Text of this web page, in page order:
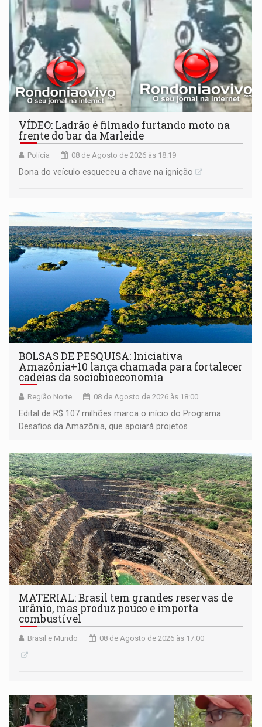
VÍDEO: Ladrão é filmado furtando moto na
frente do bar da Marleide
Polícia 08 de Agosto de 2026 às 18:19
Dona do veículo esqueceu a chave na ignição
BOLSAS DE PESQUISA: Iniciativa
Amazônia+10 lança chamada para fortalecer
cadeias da sociobioeconomia
Região Norte 08 de Agosto de 2026 às 18:00
Edital de R$ 107 milhões marca o início do Programa
Desafios da Amazônia, que apoiará projetos
submissão de pré-propostas poderá ser feita até 1º de
setembro
MATERIAL: Brasil tem grandes reservas de
urânio, mas produz pouco e importa
combustível
Brasil e Mundo 08 de Agosto de 2026 às 17:00